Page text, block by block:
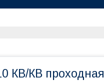
КВ/КВ проходная